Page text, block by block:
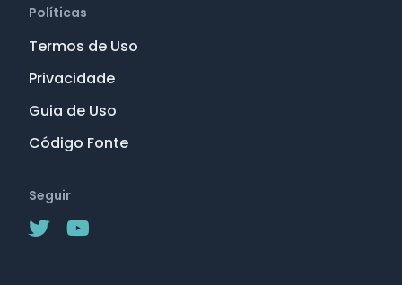
Políticas
Termos de Uso
Privacidade
Guia de Uso
Código Fonte
Seguir